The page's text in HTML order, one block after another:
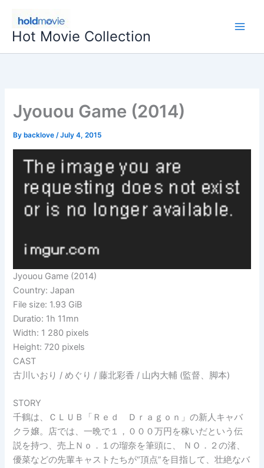
content
Hot Movie Collection
Jyouou Game (2014)
By backlove/July 4, 2015
Jyouou Game (2014)
Country: Japan
File size: 1.93 GiB
Duratio: 1h 11mn
Width: 1 280 pixels
Height: 720 pixels
CAST
古川いおり / めぐり / 藤北彩香 / 山内大輔 (監督、脚本)
STORY
千鶴は、ＣＬＵＢ「Ｒｅｄ Ｄｒａｇｏｎ」の新人キャバ
クラ嬢。店では、一晩で１，０００万円を稼いだという伝
説を持つ、売上Ｎｏ．１の瑠奈を筆頭に、 ＮＯ．２の渚、
優菜などの先輩キャストたちが“頂点”を目指して、壮絶なバ